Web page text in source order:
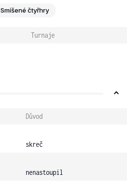
Smíšené čtyřhry
Turnaje
Důvod
skreč
nenastoupil